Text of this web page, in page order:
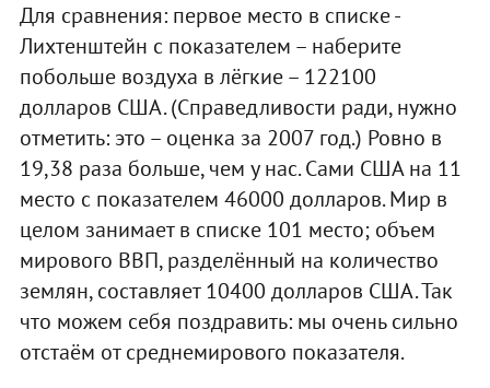
Для сравнения: первое место в списке -
Лихтенштейн с показателем – наберите
побольше воздуха в лёгкие – 122100
долларов США. (Справедливости ради, нужно
отметить: это – оценка за 2007 год.) Ровно в
19,38 раза больше, чем у нас. Сами США на 11
место с показателем 46000 долларов. Мир в
целом занимает в списке 101 место; объем
мирового ВВП, разделённый на количество
землян, составляет 10400 долларов США. Так
что можем себя поздравить: мы очень сильно
отстаём от среднемирового показателя.